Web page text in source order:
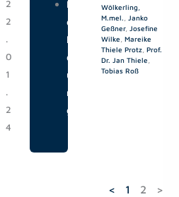
2
2
.
0
1
.
2
4
M
e
l
d
u
n
g
Wölkerling,
M.mel.
Janko
Geßner, Josefine
Wilke Mareike
Thiele Protz, Prof.
Dr. Jan Thiele
Tobias Roß
<
t
e
1
t
e
2 >